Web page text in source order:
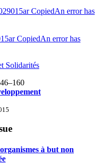
CopiedAn error has
CopiedAn error has
Solidarités
à but non